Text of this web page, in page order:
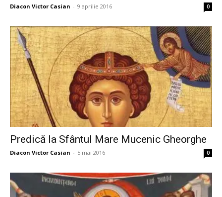
Diacon Victor Casian - 9 aprilie 2016 0
Predică la Sfântul Mare Mucenic Gheorghe
Diacon Victor Casian - 5 mai 2016 0